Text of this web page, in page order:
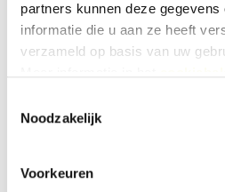
partners kunnen deze
informatie die u aan ze heeft
verzameld op basis van uw
Noodzakelijk
Voorkeuren
deze uit het water filteren.
Bacteriën
Bacteriën zijn micro-organismen
0,2 micron). Voorbeelden zijn
Over het algemeen zijn deze ook